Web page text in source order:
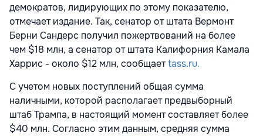
демократов, лидирующих по этому показателю,
отмечает издание. Так, сенатор от штата Вермонт
Берни Сандерс получил пожертвований на более
чем $18 млн, а сенатор от штата Калифорния Камала
Харрис - около $12 млн, сообщаетtass.ru.
С учетом новых поступлений общая сумма
наличными, которой располагает предвыборный
штаб Трампа, в настоящий момент составляет более
$40 млн. Согласно этим данным, средняя сумма